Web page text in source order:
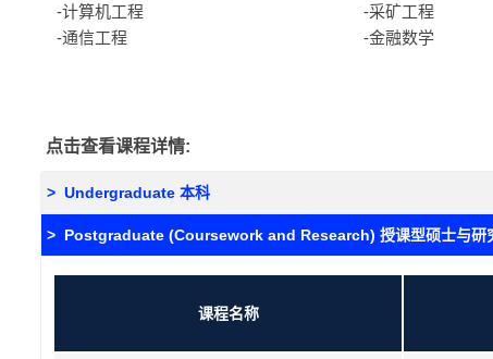
-计算机工程
-通信工程
-采矿工程
-金融数学
点击查看课程详情:
> Undergraduate 本科
> Postgraduate (Coursework and Research) 授课型硕士与研
课程名称